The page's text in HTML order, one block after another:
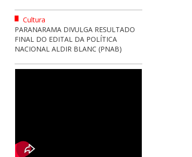
Cultura
PARANARAMA DIVULGA RESULTADO
FINAL DO EDITAL DA POLÍTICA
NACIONAL ALDIR BLANC (PNAB)